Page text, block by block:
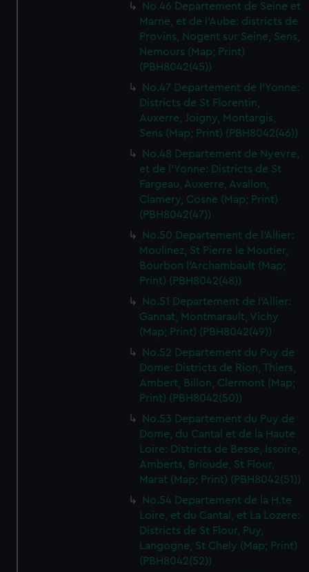
No.46 Departement de Seine et
Marne, et de l'Aube: districts de
Provins, Nogent sur Seine, Sens,
Nemours (Map; Print)
(PBH8042(45))
No.47 Departement de l'Yonne:
Districts de St Florentin,
Auxerre, Joigny, Montargis,
Sens (Map; Print) (PBH8042(46))
No.48 Departement de Nyevre,
et de l'Yonne: Districts de St
Fargeau, Auxerre, Avallon,
Clamery, Cosne (Map; Print)
(PBH8042(47))
No.50 Departement de l'Allier:
Moulinez, St Pierre le Moutier,
Bourbon l'Archambault (Map;
Print) (PBH8042(48))
No.51 Departement de l'Allier:
Gannat, Montmarault, Vichy
(Map; Print) (PBH8042(49))
No.52 Departement du Puy de
Dome: Districts de Rion, Thiers,
Ambert, Billon, Clermont (Map;
Print) (PBH8042(50))
No.53 Departement du Puy de
Dome, du Cantal et de la Haute
Loire: Districts de Besse, Issoire,
Amberts, Brioude, St Flour,
Marat (Map; Print) (PBH8042(51))
No.54 Departement de la H.te
Loire, et du Cantal, et La Lozere:
Districts de St Flour, Puy,
Langogne, St Chely (Map; Print)
(PBH8042(52))